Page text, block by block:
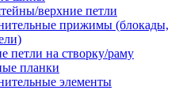
верхние петли
прижимы (блокады,
петли на створку/раму
планки
элементы